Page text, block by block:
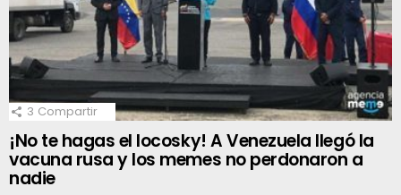
3 Compartir
¡No te hagas el locosky! A Venezuela llegó la
vacuna rusa y los memes no perdonaron a
nadie